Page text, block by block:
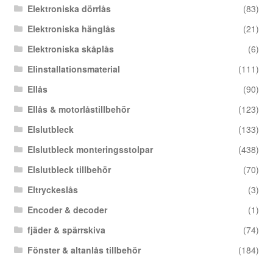
Elektroniska dörrlås
(83)
Elektroniska hänglås
(21)
Elektroniska skåplås
(6)
Elinstallationsmaterial
(111)
Ellås
(90)
Ellås & motorlåstillbehör
(123)
Elslutbleck
(133)
Elslutbleck monteringsstolpar
(438)
Elslutbleck tillbehör
(70)
Eltryckeslås
(3)
Encoder & decoder
(1)
fjäder & spärrskiva
(74)
Fönster & altanlås tillbehör
(184)